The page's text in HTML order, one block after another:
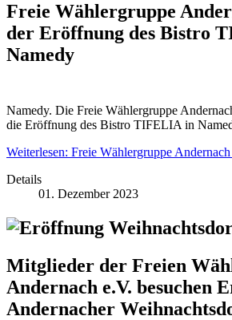
Freie Wählergruppe
der Eröffnung des Bistro
Namedy
Namedy. Die Freie Wählergruppe
die Eröffnung des Bistro TIFELIA in
Weiterlesen: Freie Wählergruppe Andernach
Details
01. Dezember 2023
Mitglieder der Freien
Andernach e.V. besuchen
Andernacher